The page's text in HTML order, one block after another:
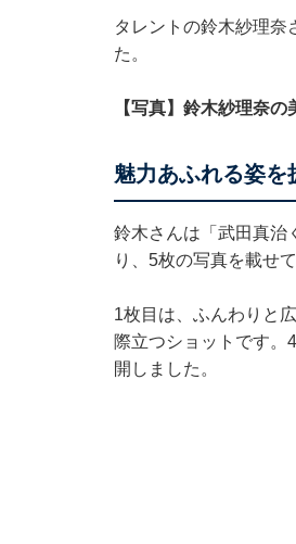
タレントの鈴木紗理奈
た。
【写真】鈴木紗理奈の
魅力あふれる姿を
鈴木さんは「武田真治
り、5枚の写真を載せ
1枚目は、ふんわりと
際立つショットです。
開しました。